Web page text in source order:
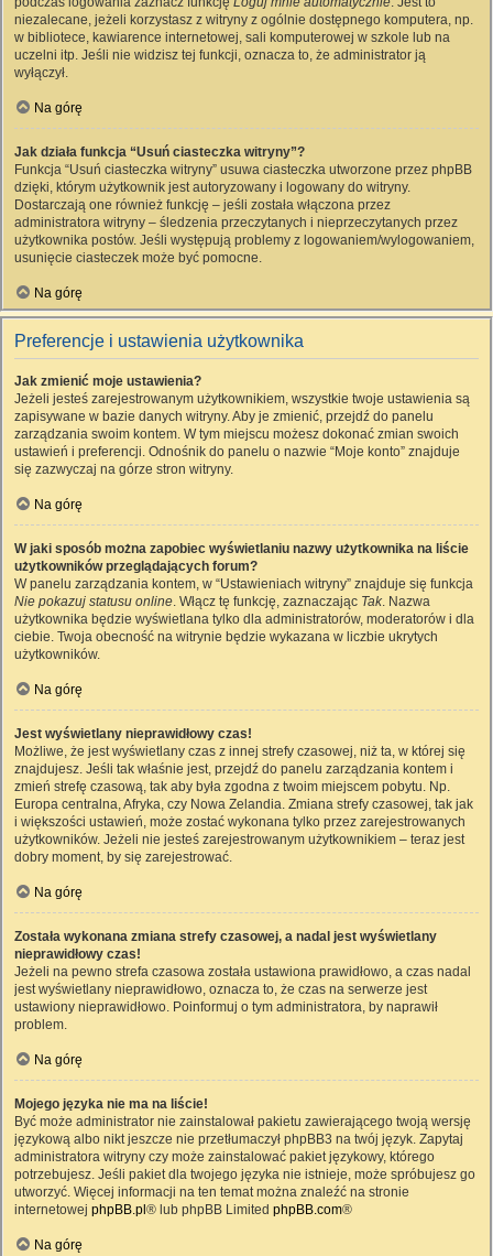
niezalecane, jeżeli korzystasz z witryny z ogólnie dostępnego komputera, np.
w bibliotece, kawiarence internetowej, sali komputerowej w szkole lub na
uczelni itp. Jeśli nie widzisz tej funkcji, oznacza to, że administrator ją
wyłączył.
Na górę
Jak działa funkcja “Usuń ciasteczka witryny”?
Funkcja “Usuń ciasteczka witryny” usuwa ciasteczka utworzone przez phpBB
dzięki, którym użytkownik jest autoryzowany i logowany do witryny.
Dostarczają one również funkcję – jeśli została włączona przez
administratora witryny – śledzenia przeczytanych i nieprzeczytanych przez
użytkownika postów. Jeśli występują problemy z logowaniem/wylogowaniem,
usunięcie ciasteczek może być pomocne.
Na górę
Preferencje i ustawienia użytkownika
Jak zmienić moje ustawienia?
Jeżeli jesteś zarejestrowanym użytkownikiem, wszystkie twoje ustawienia są
zapisywane w bazie danych witryny. Aby je zmienić, przejdź do panelu
zarządzania swoim kontem. W tym miejscu możesz dokonać zmian swoich
ustawień i preferencji. Odnośnik do panelu o nazwie “Moje konto” znajduje
się zazwyczaj na górze stron witryny.
Na górę
W jaki sposób można zapobiec wyświetlaniu nazwy użytkownika na liście
użytkowników przeglądających forum?
W panelu zarządzania kontem, w “Ustawieniach witryny” znajduje się funkcja
Nie pokazuj statusu online. Włącz tę funkcję, zaznaczając Tak. Nazwa
użytkownika będzie wyświetlana tylko dla administratorów, moderatorów i dla
ciebie. Twoja obecność na witrynie będzie wykazana w liczbie ukrytych
użytkowników.
Na górę
Jest wyświetlany nieprawidłowy czas!
Możliwe, że jest wyświetlany czas z innej strefy czasowej, niż ta, w której się
znajdujesz. Jeśli tak właśnie jest, przejdź do panelu zarządzania kontem i
zmień strefę czasową, tak aby była zgodna z twoim miejscem pobytu. Np.
Europa centralna, Afryka, czy Nowa Zelandia. Zmiana strefy czasowej, tak jak
i większości ustawień, może zostać wykonana tylko przez zarejestrowanych
użytkowników. Jeżeli nie jesteś zarejestrowanym użytkownikiem – teraz jest
dobry moment, by się zarejestrować.
Na górę
Została wykonana zmiana strefy czasowej, a nadal jest wyświetlany
nieprawidłowy czas!
Jeżeli na pewno strefa czasowa została ustawiona prawidłowo, a czas nadal
jest wyświetlany nieprawidłowo, oznacza to, że czas na serwerze jest
ustawiony nieprawidłowo. Poinformuj o tym administratora, by naprawił
problem.
Na górę
Mojego języka nie ma na liście!
Być może administrator nie zainstalował pakietu zawierającego twoją wersję
językową albo nikt jeszcze nie przetłumaczył phpBB3 na twój język. Zapytaj
administratora witryny czy może zainstalować pakiet językowy, którego
potrzebujesz. Jeśli pakiet dla twojego języka nie istnieje, może spróbujesz go
utworzyć. Więcej informacji na ten temat można znaleźć na stronie
internetowej phpBB.pl ® lub phpBB Limited phpBB.com®
Na górę